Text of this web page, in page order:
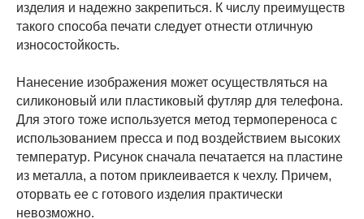
изделия и надежно закрепиться. К числу преимуществ
такого способа печати следует отнести отличную
износостойкость.
Нанесение изображения может осуществляться на
силиконовый или пластиковый футляр для телефона.
Для этого тоже используется метод термопереноса с
использованием пресса и под воздействием высоких
температур. Рисунок сначала печатается на пластине
из металла, а потом приклеивается к чехлу. Причем,
оторвать ее с готового изделия практически
невозможно.